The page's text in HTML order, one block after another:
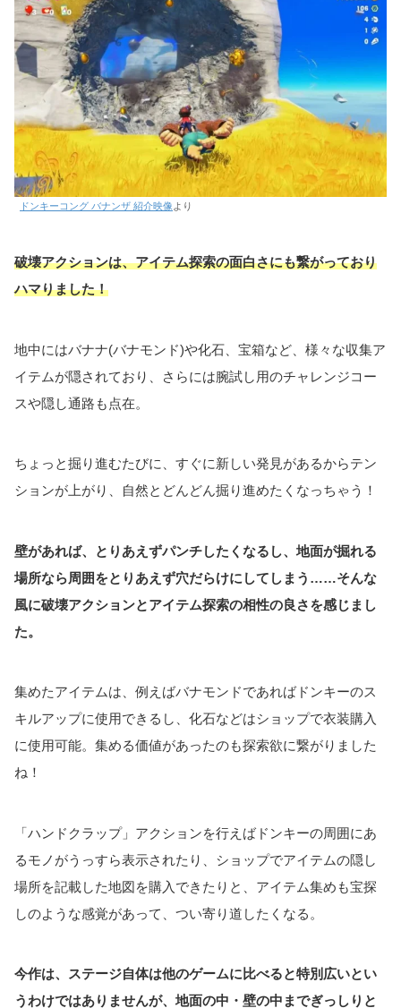
ドンキーコング バナンザ 紹介映像 より
破壊アクションは、アイテム探索の面白さにも繋がっており
ハマりました！
地中にはバナナ(バナモンド)や化石、宝箱など、様々な収集ア
イテムが隠されており、さらには腕試し用のチャレンジコー
スや隠し通路も点在。
ちょっと掘り進むたびに、すぐに新しい発見があるからテン
ションが上がり、自然とどんどん掘り進めたくなっちゃう！
壁があれば、とりあえずパンチしたくなるし、地面が掘れる
場所なら周囲をとりあえず穴だらけにしてしまう……そんな
風に破壊アクションとアイテム探索の相性の良さを感じまし
た。
集めたアイテムは、例えばバナモンドであればドンキーのス
キルアップに使用できるし、化石などはショップで衣装購入
に使用可能。集める価値があったのも探索欲に繋がりました
ね！
「ハンドクラップ」アクションを行えばドンキーの周囲にあ
るモノがうっすら表示されたり、ショップでアイテムの隠し
場所を記載した地図を購入できたりと、アイテム集めも宝探
しのような感覚があって、つい寄り道したくなる。
今作は、ステージ自体は他のゲームに比べると特別広いとい
うわけではありませんが、地面の中・壁の中までぎっしりと